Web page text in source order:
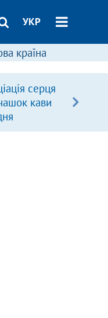
УКР
країна
серця
кави